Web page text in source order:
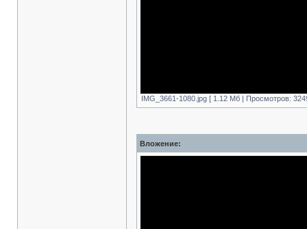
IMG_3661-1080.jpg [ 1.12 Mб | Просмотров:
Вложение: